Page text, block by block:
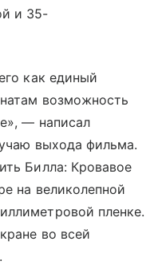
и 35-
как единый
возможность
— написал
выхода фильма.
Билла: Кровавое
на великолепной
пленке.
во всей